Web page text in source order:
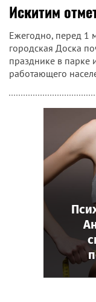
Искитим
Ежегодно, перед 1
городская Доска
празднике в парке
работающего